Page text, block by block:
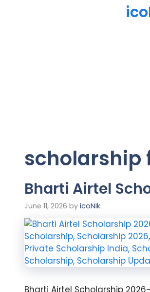
scholarship
Bharti Airtel
June 11, 2026 by icoNIk